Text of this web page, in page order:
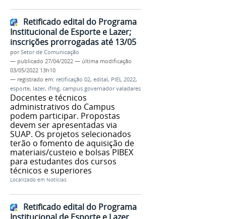
Retificado edital do Programa
Institucional de Esporte e Lazer;
inscrições prorrogadas até 13/05
porSetor de Comunicação
— publicado 27/04/2022 — última modificação
03/05/2022 13h10
— registrado em: retificação 02, edital, PIEL 2022,
esporte, lazer, ifmg, campus governador valadares
Docentes e técnicos
administrativos do Campus
podem participar. Propostas
devem ser apresentadas via
SUAP. Os projetos selecionados
terão o fomento de aquisição de
materiais/custeio e bolsas PIBEX
para estudantes dos cursos
técnicos e superiores
Localizado em Notícias
Retificado edital do Programa
Institucional de Esporte e Lazer